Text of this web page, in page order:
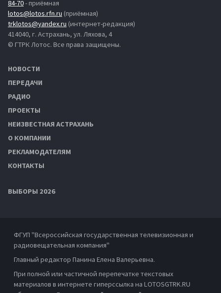
84-70- приёмная
lotos@lotos.rfn.ru (приёмная)
trklotos@yandex.ru (интернет-редакция)
414040, г. Астрахань, ул. Ляхова, 4
© ГТРК Лотос. Все права защищены.
НОВОСТИ
ПЕРЕДАЧИ
РАДИО
ПРОЕКТЫ
НЕИЗВЕСТНАЯ АСТРАХАНЬ
О КОМПАНИИ
РЕКЛАМОДАТЕЛЯМ
КОНТАКТЫ
ВЫБОРЫ 2026
ФГУП "Всероссийская государственная телевизионная и
радиовещательная компания"
Главный редактор Панина Елена Валерьевна.
При полной или частичной перепечатке текстовых
материалов в интернете гиперссылка на LOTOSGTRK.RU